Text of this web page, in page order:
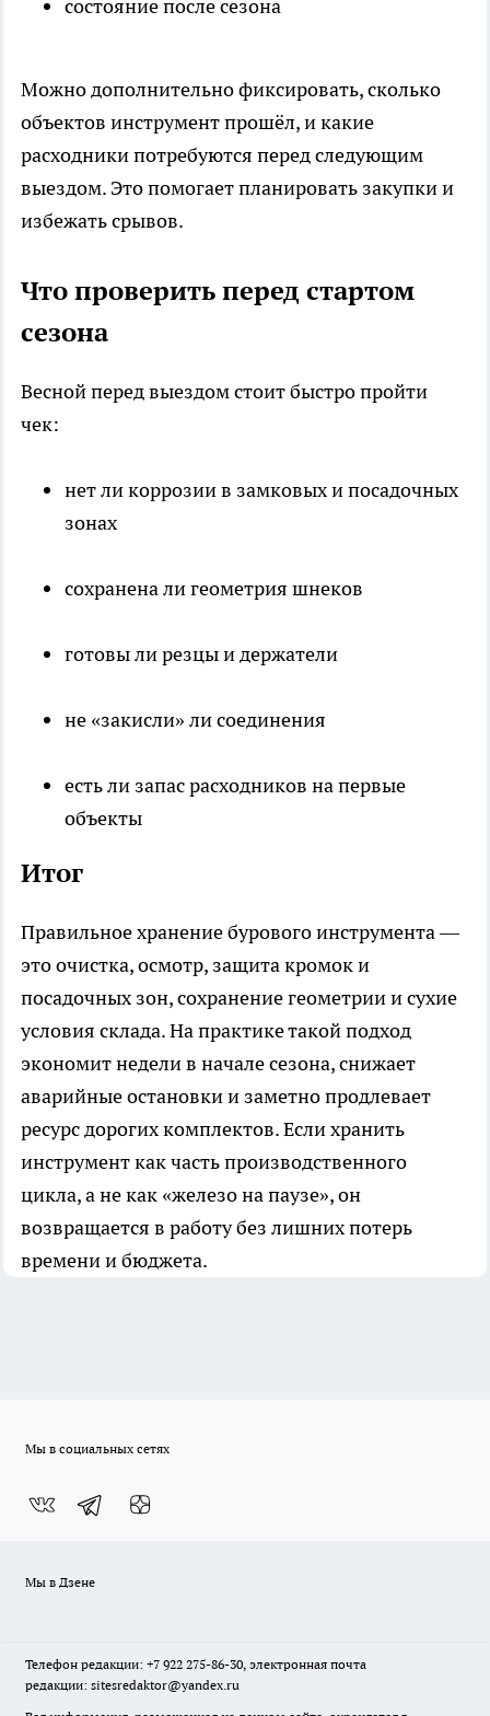
состояние после сезона
Можно дополнительно фиксировать, сколько
объектов инструмент прошёл, и какие
расходники потребуются перед следующим
выездом. Это помогает планировать закупки и
избежать срывов.
Что проверить перед стартом
сезона
Весной перед выездом стоит быстро пройти
чек:
нет ли коррозии в замковых и посадочных
зонах
сохранена ли геометрия шнеков
готовы ли резцы и держатели
не «закисли» ли соединения
есть ли запас расходников на первые
объекты
Итог
Правильное хранение бурового инструмента —
это очистка, осмотр, защита кромок и
посадочных зон, сохранение геометрии и сухие
условия склада. На практике такой подход
экономит недели в начале сезона, снижает
аварийные остановки и заметно продлевает
ресурс дорогих комплектов. Если хранить
инструмент как часть производственного
цикла, а не как «железо на паузе», он
возвращается в работу без лишних потерь
времени и бюджета.
Мы в социальных сетях
Мы в Дзене
Телефон редакции: +7 922 275-86-30, электронная почта
редакции: sitesredaktor@yandex.ru